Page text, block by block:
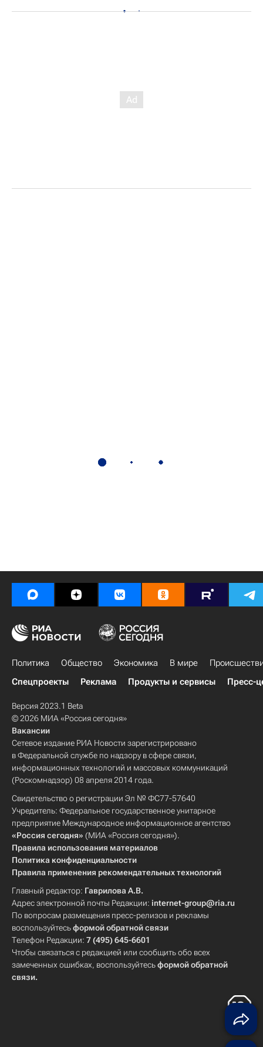
Политика Общество Экономика В мире
Спецпроекты
Реклама Продукты и сервисы Пресс-
Версия 2023.1 Beta
© 2026 МИА «Россия сегодня»
Вакансии
Сетевое издание РИА Новости зарегистрировано
в Федеральной службе по надзору в сфере связи,
информационных технологий и массовых коммуникаций
(Роскомнадзор) 08 апреля 2014 года.
Свидетельство о регистрации Эл № ФС77-57640
Учредитель: Федеральное государственное унитарное
предприятие Международное информационное агентство
«Россия сегодня» (МИА «Россия сегодня»).
Правила использования материалов
Политика конфиденциальности
Правила применения рекомендательных технологий
Главный редактор: Гаврилова А.В.
Адрес электронной почты Редакции: internet-group@ria.ru
По вопросам размещения пресс-релизов и рекламы
воспользуйтесьформой обратной связи
Телефон Редакции: 7 (495) 645-6601
Чтобы связаться с редакцией или сообщить обо всех
замеченных ошибках, воспользуйтесьформой обратной
связи.